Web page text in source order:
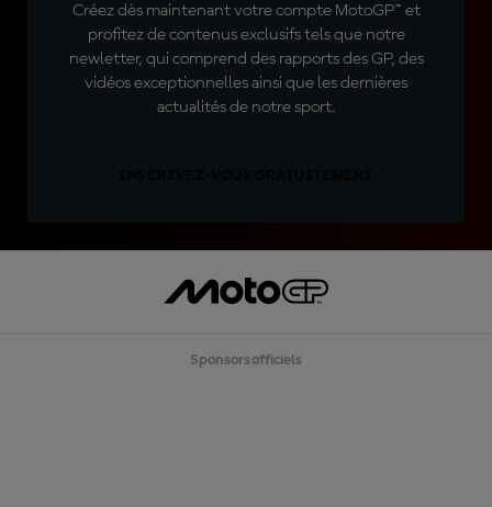
Créez dès maintenant votre compte MotoGP™ et
profitez de contenus exclusifs tels que notre
newletter, qui comprend des rapports des GP, des
vidéos exceptionnelles ainsi que les dernières
actualités de notre sport.
Sponsors officiels